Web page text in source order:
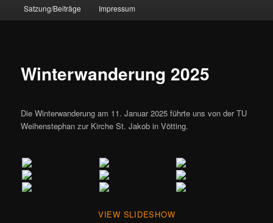
Satzung/Beiträge Impressum
Winterwanderung 2025
Die Winterwanderung am 11. Januar 2025 führte uns von der TU
Weihenstephan zur Kirche St. Jakob in Vötting.
VIEW SLIDESHOW